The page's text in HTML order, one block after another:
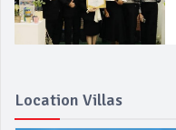
Location Villas